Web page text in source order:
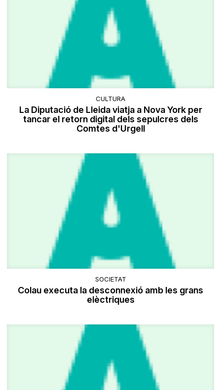
CULTURA
La Diputació de Lleida viatja a Nova York per
tancar el retorn digital dels sepulcres dels
Comtes d'Urgell
SOCIETAT
Colau executa la desconnexió amb les grans
elèctriques